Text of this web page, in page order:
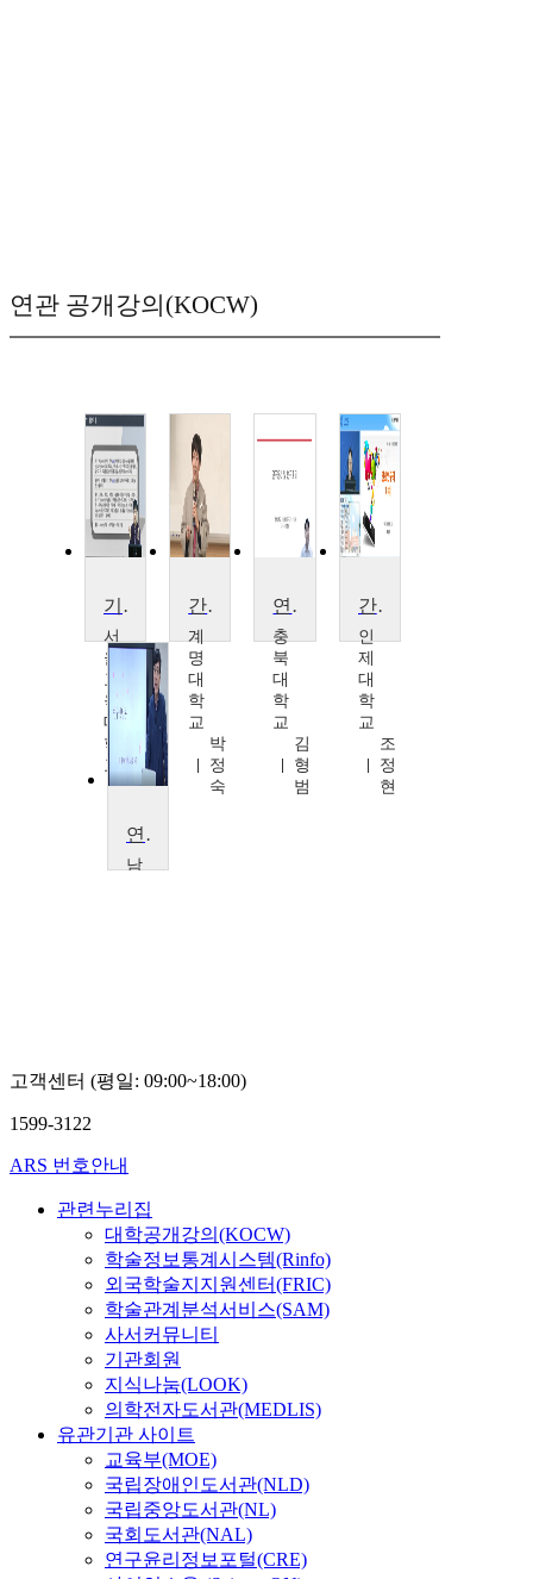
연관 공개강의(KOCW)
기초연구방법론
서
울
교
육
대
학
교
홍
두
간호연구
계
명
대
학
교
박
정
숙
연구윤리 및 연구과제I
충
북
대
학
교
김
형
범
간호연구개론
인
제
대
학
교
조
정
현
연구방법론
남
고객센터 (평일: 09:00~18:00)
1599-3122
ARS 번호안내
관련누리집
대학공개강의(KOCW)
학술정보통계시스템(Rinfo)
외국학술지지원센터(FRIC)
학술관계분석서비스(SAM)
사서커뮤니티
기관회원
지식나눔(LOOK)
의학전자도서관(MEDLIS)
유관기관 사이트
교육부(MOE)
국립장애인도서관(NLD)
국립중앙도서관(NL)
국회도서관(NAL)
연구윤리정보포털(CRE)